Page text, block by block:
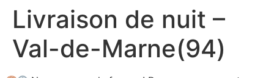
Aller
contenu
Livraison de nuit –
Val-de-Marne(94)